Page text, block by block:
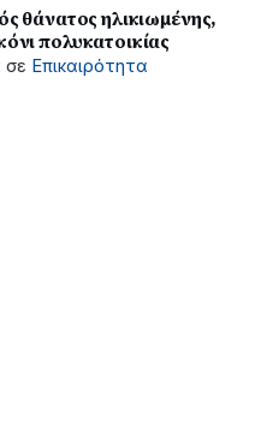
θάνατος ηλικιωμένης,
πολυκατοικίας
σε Επικαιρότητα